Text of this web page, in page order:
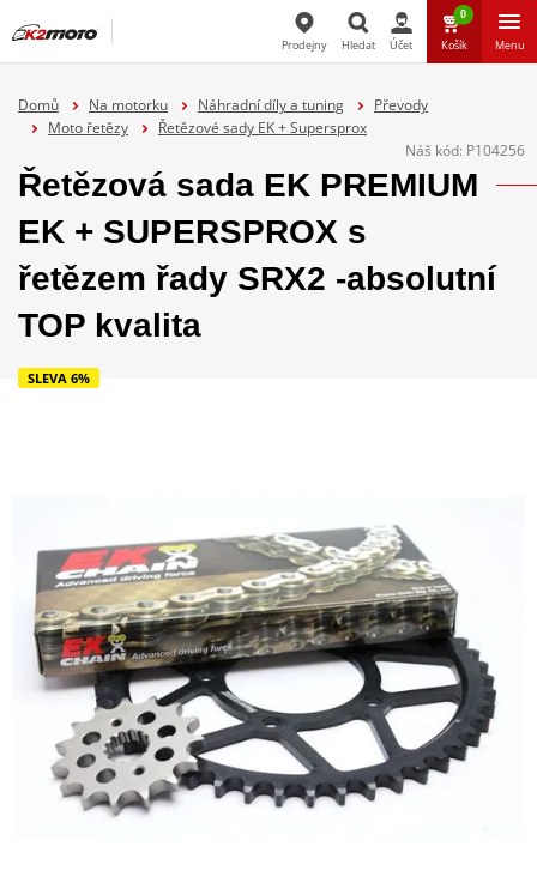
Prodejny Hledat Účet
0
Košík Menu
Domů Na motorku Náhradní díly a tuning
Převody
Moto řetězy
Řetězové sady EK + Supersprox
Náš kód: P104256
Řetězová sada EK PREMIUM
EK + SUPERSPROX s
řetězem řady SRX2 -absolutní
TOP kvalita
SLEVA 6%